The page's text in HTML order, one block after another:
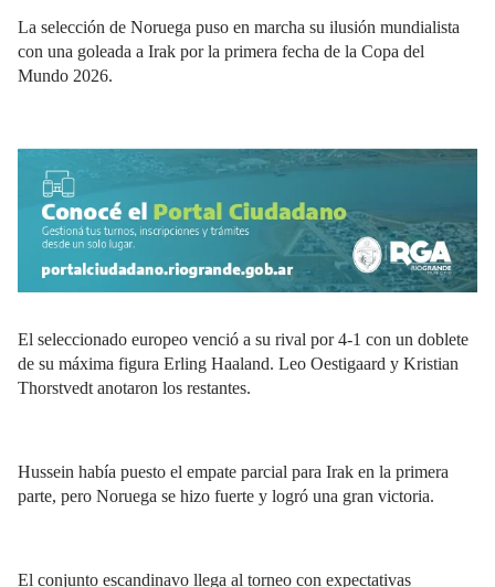
La selección de Noruega puso en marcha su ilusión mundialista
con una goleada a Irak por la primera fecha de la Copa del
Mundo 2026.
El seleccionado europeo venció a su rival por 4-1 con un doblete
de su máxima figura Erling Haaland. Leo Oestigaard y Kristian
Thorstvedt anotaron los restantes.
Hussein había puesto el empate parcial para Irak en la primera
parte, pero Noruega se hizo fuerte y logró una gran victoria.
El conjunto escandinavo llega al torneo con expectativas